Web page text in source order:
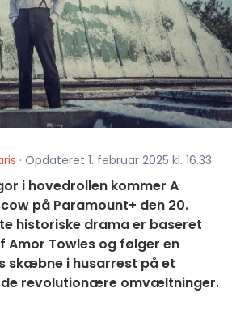
· Opdateret 1. februar 2025 kl. 16.33
i hovedrollen kommer A
på Paramount+ den 20.
historiske drama er baseret
Amor Towles og følger en
skæbne i husarrest på et
de revolutionære omvæltninger.